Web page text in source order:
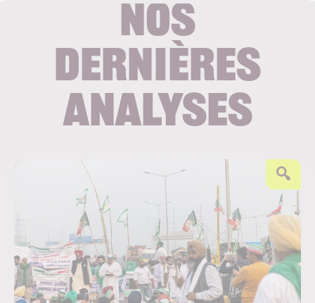
Nos
dernières
analyses